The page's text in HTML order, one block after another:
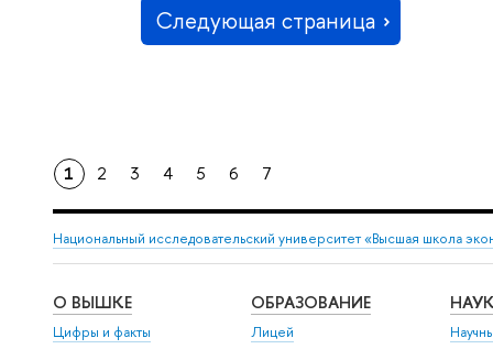
Следующая страница
1 2 3 4 5 6 7
Национальный исследовательский университет «Высшая школа
О ВЫШКЕ
Цифры и факты
ОБРАЗОВАНИЕ
Лицей